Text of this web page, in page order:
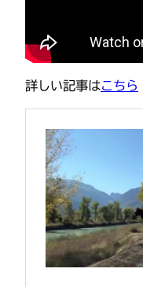
詳しい記事はこちら